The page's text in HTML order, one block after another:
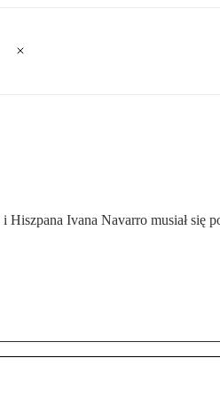
Ivana Navarro musiał się